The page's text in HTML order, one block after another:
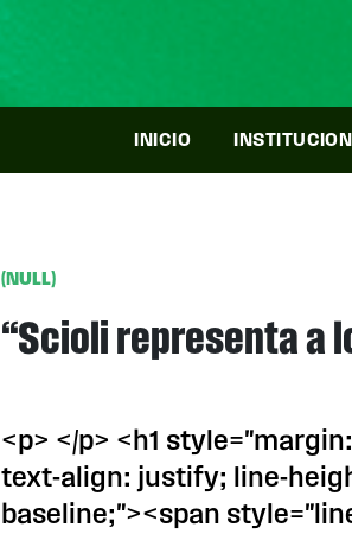
INICIO
(NULL)
“Scioli representa a
<p> </p> <h1
text-align: justify; line-
baseline;"><span